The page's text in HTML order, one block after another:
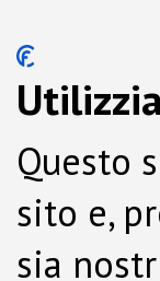
Questo
sito e,
sia